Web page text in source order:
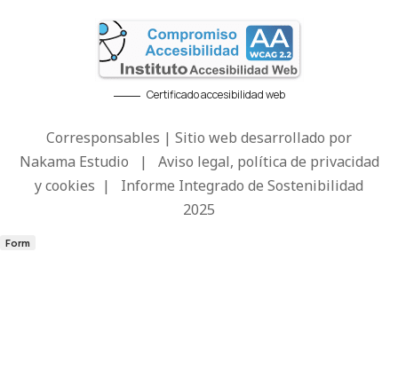
Certificado accesibilidad web
Corresponsables | Sitio web desarrollado por
Nakama Estudio | Aviso legal, política de privacidad
y cookies | Informe Integrado de Sostenibilidad
2025
Form